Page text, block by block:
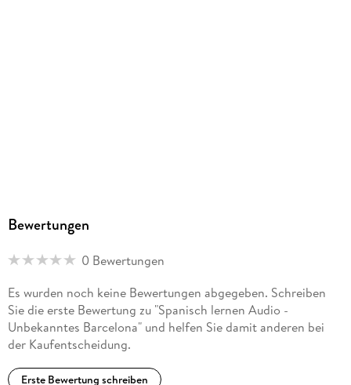
Bewertungen
0 Bewertungen
Es wurden noch keine Bewertungen abgegeben. Schreiben
Sie die erste Bewertung zu "Spanisch lernen Audio -
Unbekanntes Barcelona" und helfen Sie damit anderen bei
der Kaufentscheidung.
Erste Bewertung schreiben